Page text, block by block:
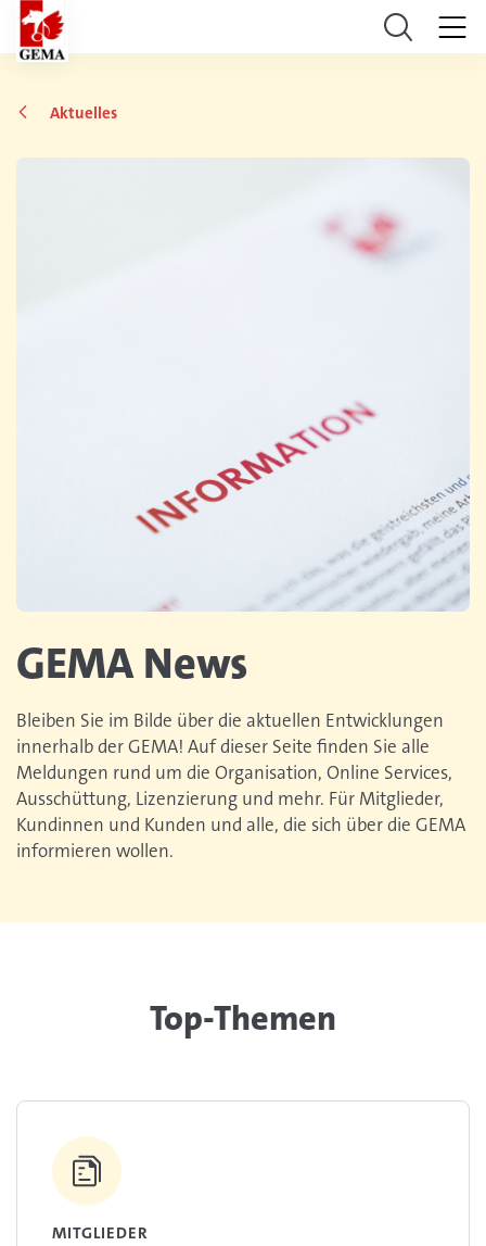
Aktuelles
GEMA News
Bleiben Sie im Bilde über die aktuellen Entwicklungen
innerhalb der GEMA! Auf dieser Seite finden Sie alle
Meldungen rund um die Organisation, Online Services,
Ausschüttung, Lizenzierung und mehr. Für Mitglieder,
Kundinnen und Kunden und alle, die sich über die GEMA
informieren wollen.
Top-Themen
MITGLIEDER